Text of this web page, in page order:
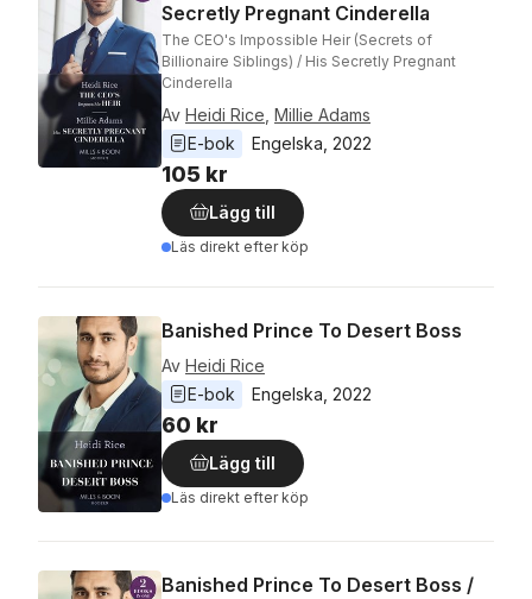
Secretly Pregnant Cinderella
The CEO's Impossible Heir (Secrets of
Billionaire Siblings) / His Secretly Pregnant
Cinderella
Av Heidi Rice Millie Adams
E-bok
Engelska 2022
105 kr
Lägg till
Läs direkt efter köp
Banished Prince To Desert Boss
Av Heidi Rice
E-bok
Engelska 2022
60 kr
Lägg till
Läs direkt efter köp
Banished Prince To Desert Boss /